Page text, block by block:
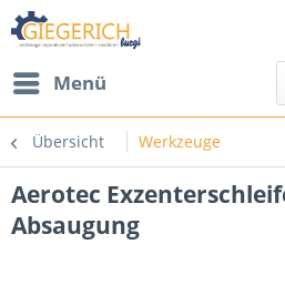
Menü
Übersicht Werkzeuge
Aerotec
Absaugung